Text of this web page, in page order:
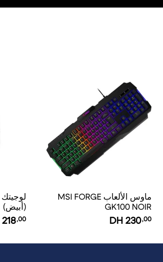
ماوس الألعاب MSI FORGE
GK100 NOIR
230,00
(أبيض)
218,00